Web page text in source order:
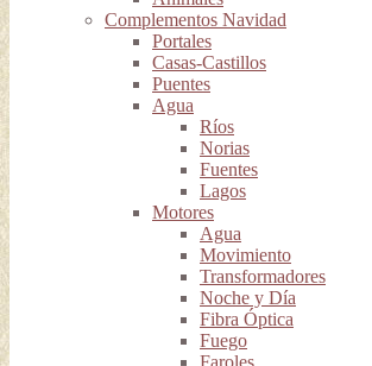
Complementos Navidad
Portales
Casas-Castillos
Puentes
Agua
Ríos
Norias
Fuentes
Lagos
Motores
Agua
Movimiento
Transformadores
Noche y Día
Fibra Óptica
Fuego
Faroles